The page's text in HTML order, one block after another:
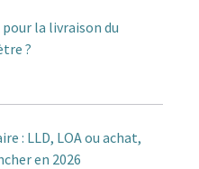
la livraison du
?
: LLD, LOA ou achat,
en 2026